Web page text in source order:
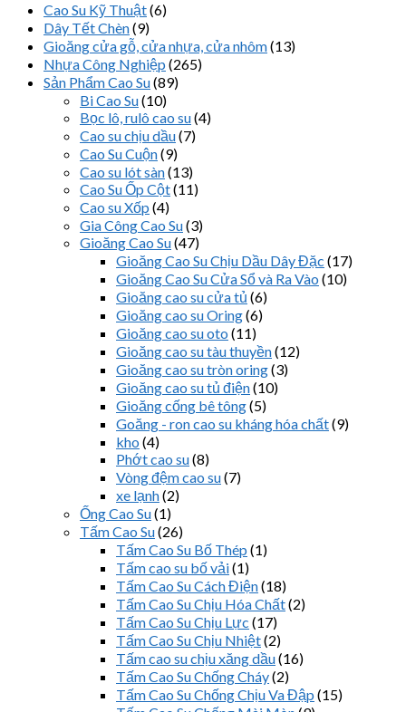
Cao Su Kỹ Thuật(6)
Dây Tết Chèn(9)
Gioăng cửa gỗ, cửa nhựa, cửa nhôm(13)
Nhựa Công Nghiệp (265)
Sản Phẩm Cao Su(89)
Bi Cao Su(10)
Bọc lô, rulô cao su(4)
Cao su chịu dầu(7)
Cao Su Cuộn(9)
Cao su lót sàn(13)
Cao Su Ốp Cột(11)
Cao su Xốp (4)
Gia Công Cao Su(3)
Gioăng Cao Su(47)
Gioăng Cao Su Chịu Dầu Dây Đặc (17)
Gioăng Cao Su Cửa Sổ và Ra Vào (10)
Gioăng cao su cửa tủ (6)
Gioăng cao su Oring(6)
Gioăng cao su oto (11)
Gioăng cao su tàu thuyền(12)
Gioăng cao su tròn oring(3)
Gioăng cao su tủ điện(10)
Gioăng cống bê tông(5)
Goăng - ron cao su kháng hóa chất(9)
kho (4)
Phớt cao su(8)
Vòng đệm cao su(7)
xe lạnh(2)
Ống Cao Su(1)
Tấm Cao Su(26)
Tấm Cao Su Bố Thép (1)
Tấm cao su bố vải(1)
Tấm Cao Su Cách Điện(18)
Tấm Cao Su Chịu Hóa Chất(2)
Tấm Cao Su Chịu Lực (17)
Tấm Cao Su Chịu Nhiệt(2)
Tấm cao su chịu xăng dầu(16)
Tấm Cao Su Chống Cháy(2)
Tấm Cao Su Chống Chịu Va Đập (15)